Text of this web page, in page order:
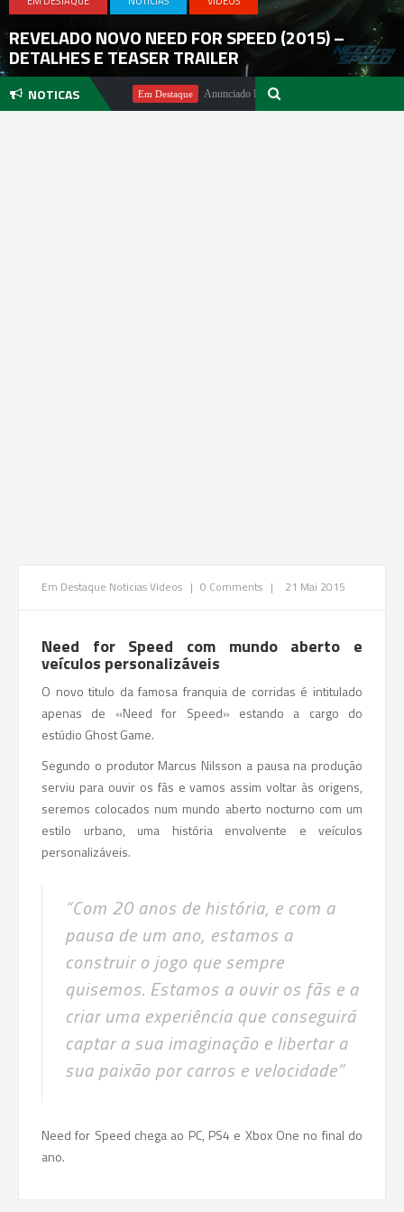
REVELADO NOVO NEED FOR SPEED (2015) –
DETALHES E TEASER TRAILER
NOTICAS
Pachter Em Destaque Anunciado DualSense The Last of Us Limited
Em Destaque NoticiasVideos | 0 Comments | 21 Mai 2015
Need for Speed com mundo aberto e
veículos personalizáveis
O novo titulo da famosa franquia de corridas é intitulado
apenas de «Need for Speed» estando a cargo do
estúdio Ghost Game.
Segundo o produtor Marcus Nilsson a pausa na produção
serviu para ouvir os fãs e vamos assim voltar às origens,
seremos colocados num mundo aberto nocturno com um
estilo urbano, uma história envolvente e veículos
personalizáveis.
“Com 20 anos de história, e com a
pausa de um ano, estamos a
construir o jogo que sempre
quisemos. Estamos a ouvir os fãs e a
criar uma experiência que conseguirá
captar a sua imaginação e libertar a
sua paixão por carros e velocidade”
Need for Speed chega ao PC, PS4 e Xbox One no final do
ano.